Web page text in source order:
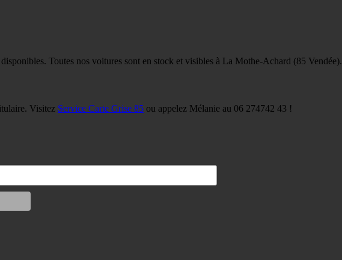
Toutes nos voitures sont en stock et visibles à La Mothe-Achard (85 Vendée).
Visitez Service Carte Grise 85 ou appelez Mélanie au 06 274742 43 !